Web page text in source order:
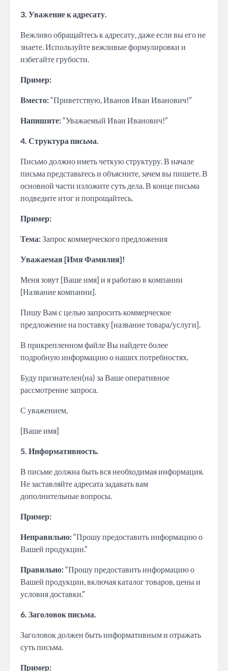
3. Уважение к адресату.
Вежливо обращайтесь к адресату, даже если вы его не
знаете. Используйте вежливые формулировки и
избегайте грубости.
Пример:
Вместо:“Приветствую, Иванов Иван Иванович!”
Напишите:“Уважаемый Иван Иванович!”
4. Структура письма.
Письмо должно иметь четкую структуру. В начале
письма представьтесь и объясните, зачем вы пишете. В
основной части изложите суть дела. В конце письма
подведите итог и попрощайтесь.
Пример:
Тема:Запрос коммерческого предложения
Уважаемая [Имя Фамилия]!
Меня зовут [Ваше имя] и я работаю в компании
[Название компании].
Пишу Вам с целью запросить коммерческое
предложение на поставку [название товара/услуги].
В прикрепленном файле Вы найдете более
подробную информацию о наших потребностях.
Буду признателен(на) за Ваше оперативное
рассмотрение запроса.
С уважением,
[Ваше имя]
5. Информативность.
В письме должна быть вся необходимая информация.
Не заставляйте адресата задавать вам
дополнительные вопросы.
Пример:
Неправильно:“Прошу предоставить информацию о
Вашей продукции.”
Правильно:“Прошу предоставить информацию о
Вашей продукции, включая каталог товаров, цены и
условия доставки.”
6. Заголовок письма.
Заголовок должен быть информативным и отражать
суть письма.
Пример: